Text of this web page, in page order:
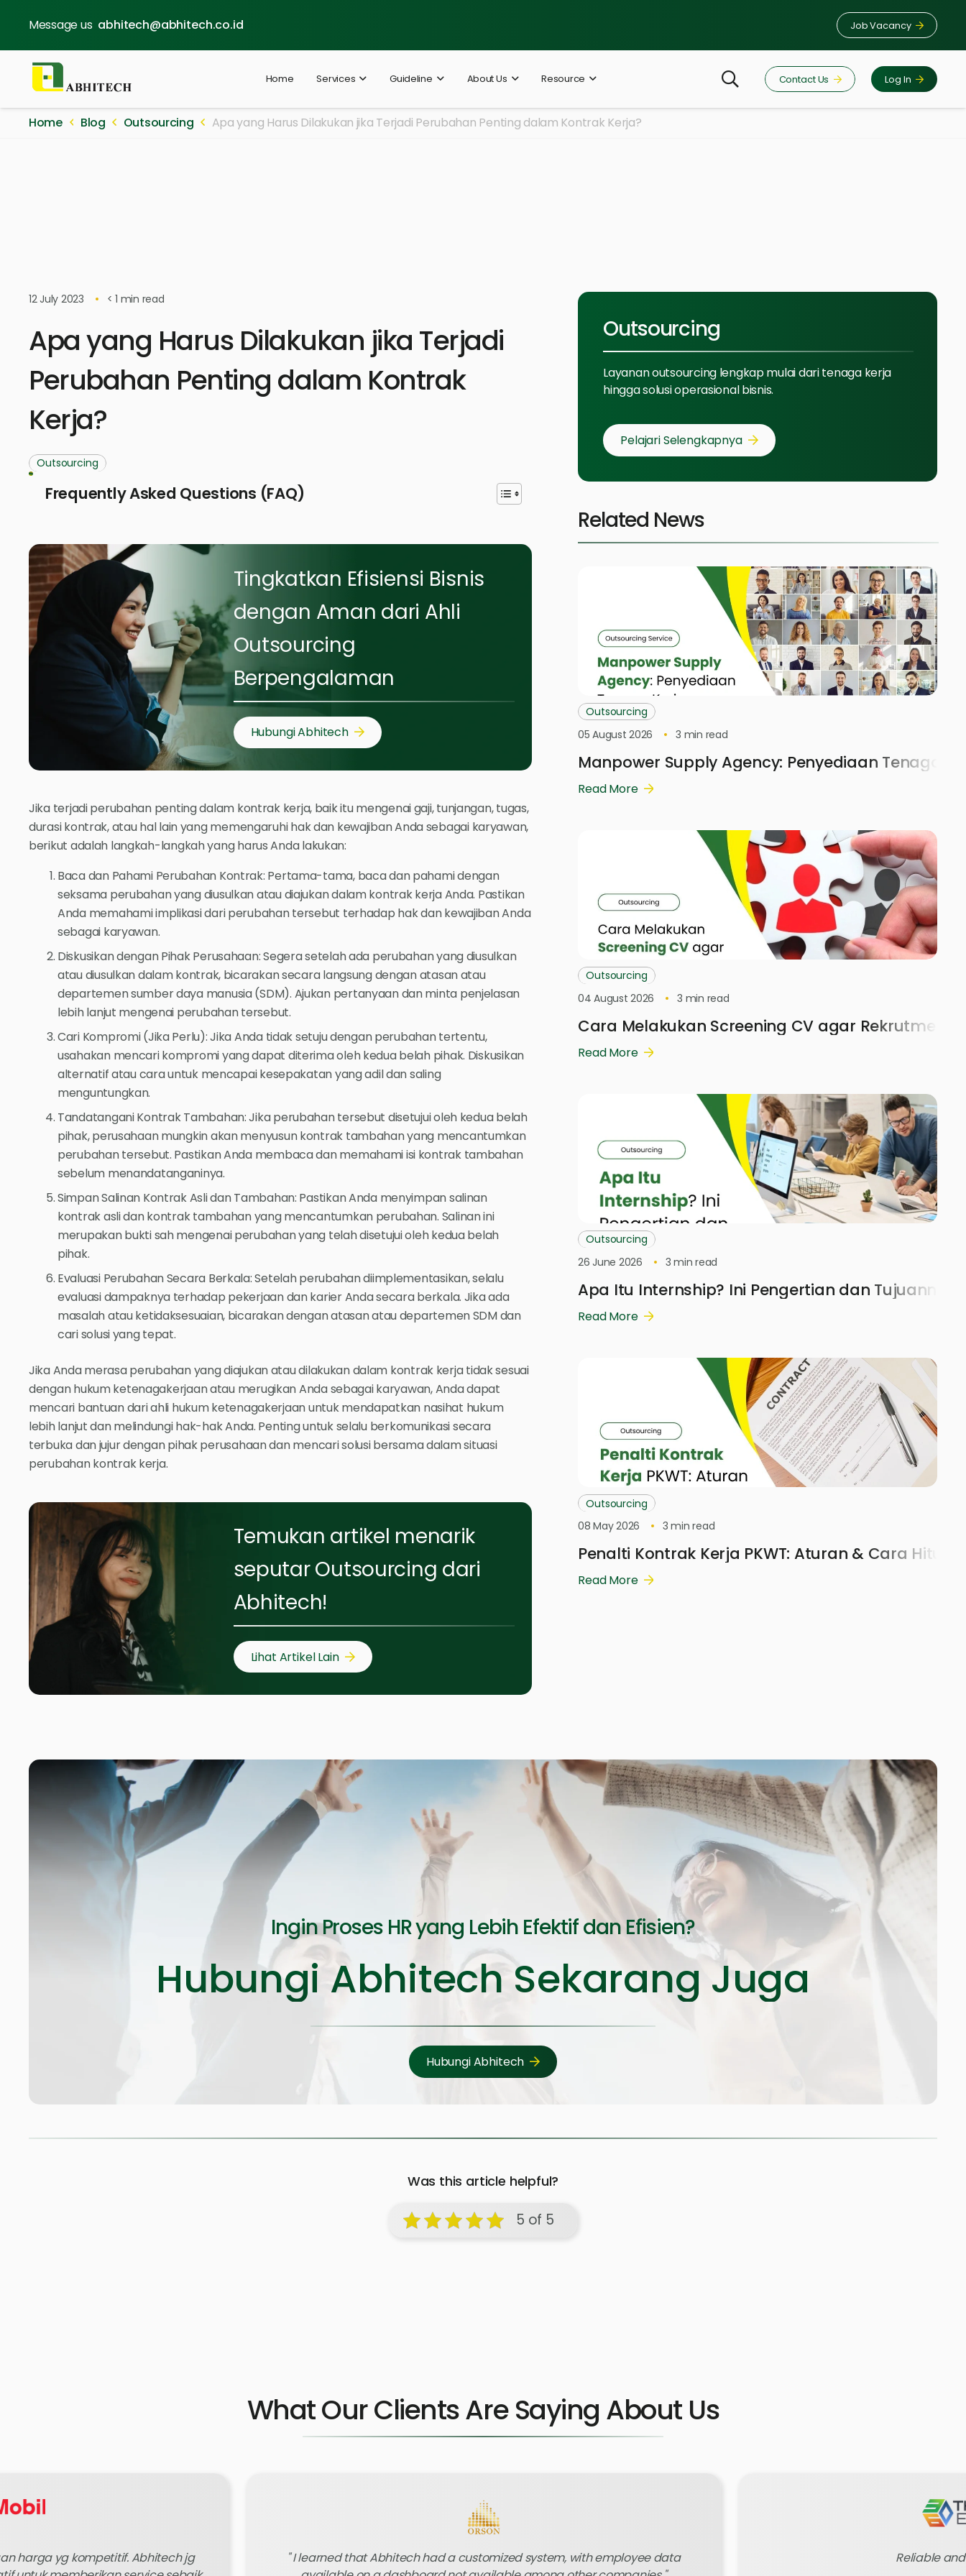
Message us abhitech@abhitech.co.id Job Vacancy
Home Services Guideline About Us Resource Contact Us Log In
Home Blog Outsourcing Apa yang Harus Dilakukan jika Terjadi Perubahan Penting dalam Kontrak Kerja?
12 July 2023 < 1 min read
Apa yang Harus Dilakukan jika Terjadi
Perubahan Penting dalam Kontrak
Kerja?
Outsourcing
Frequently Asked Questions (FAQ)
Tingkatkan Efisiensi Bisnis
dengan Aman dari Ahli
Outsourcing
Berpengalaman
Hubungi Abhitech
Jika terjadi perubahan penting dalam kontrak kerja, baik itu mengenai gaji, tunjangan, tugas,
durasi kontrak, atau hal lain yang memengaruhi hak dan kewajiban Anda sebagai karyawan,
berikut adalah langkah-langkah yang harus Anda lakukan:
Baca dan Pahami Perubahan Kontrak: Pertama-tama, baca dan pahami dengan
seksama perubahan yang diusulkan atau diajukan dalam kontrak kerja Anda. Pastikan
Anda memahami implikasi dari perubahan tersebut terhadap hak dan kewajiban Anda
sebagai karyawan.
Diskusikan dengan Pihak Perusahaan: Segera setelah ada perubahan yang diusulkan
atau diusulkan dalam kontrak, bicarakan secara langsung dengan atasan atau
departemen sumber daya manusia (SDM). Ajukan pertanyaan dan minta penjelasan
lebih lanjut mengenai perubahan tersebut.
Cari Kompromi (Jika Perlu): Jika Anda tidak setuju dengan perubahan tertentu,
usahakan mencari kompromi yang dapat diterima oleh kedua belah pihak. Diskusikan
alternatif atau cara untuk mencapai kesepakatan yang adil dan saling
menguntungkan.
Tandatangani Kontrak Tambahan: Jika perubahan tersebut disetujui oleh kedua belah
pihak, perusahaan mungkin akan menyusun kontrak tambahan yang mencantumkan
perubahan tersebut. Pastikan Anda membaca dan memahami isi kontrak tambahan
sebelum menandatanganinya.
Simpan Salinan Kontrak Asli dan Tambahan: Pastikan Anda menyimpan salinan
kontrak asli dan kontrak tambahan yang mencantumkan perubahan. Salinan ini
merupakan bukti sah mengenai perubahan yang telah disetujui oleh kedua belah
pihak.
Evaluasi Perubahan Secara Berkala: Setelah perubahan diimplementasikan, selalu
evaluasi dampaknya terhadap pekerjaan dan karier Anda secara berkala. Jika ada
masalah atau ketidaksesuaian, bicarakan dengan atasan atau departemen SDM dan
cari solusi yang tepat.
Jika Anda merasa perubahan yang diajukan atau dilakukan dalam kontrak kerja tidak sesuai
dengan hukum ketenagakerjaan atau merugikan Anda sebagai karyawan, Anda dapat
mencari bantuan dari ahli hukum ketenagakerjaan untuk mendapatkan nasihat hukum
lebih lanjut dan melindungi hak-hak Anda. Penting untuk selalu berkomunikasi secara
terbuka dan jujur dengan pihak perusahaan dan mencari solusi bersama dalam situasi
perubahan kontrak kerja.
Temukan artikel menarik
seputar Outsourcing dari
Abhitech!
Lihat Artikel Lain
Outsourcing
Layanan outsourcing lengkap mulai dari tenaga kerja
hingga solusi operasional bisnis.
Pelajari Selengkapnya
Related News
Outsourcing
05 August 2026
3 min read
Manpower Supply Agency: Penyediaan Tenaga
Read More
Outsourcing
04 August 2026
3 min read
Cara Melakukan Screening CV agar Rekrutmen
Read More
Outsourcing
26 June 2026
3 min read
Apa Itu Internship? Ini Pengertian dan Tujuannya
Read More
Outsourcing
08 May 2026
3 min read
Penalti Kontrak Kerja PKWT: Aturan & Cara Hitung
Read More
Ingin Proses HR yang Lebih Efektif dan Efisien?
Hubungi Abhitech Sekarang Juga
Hubungi Abhitech
Was this article helpful?
5 of 5
What Our Clients Are Saying About Us
harga yg kompetitif. Abhitech jg
I learned that Abhitech had a customized system, with employee data
Reliable